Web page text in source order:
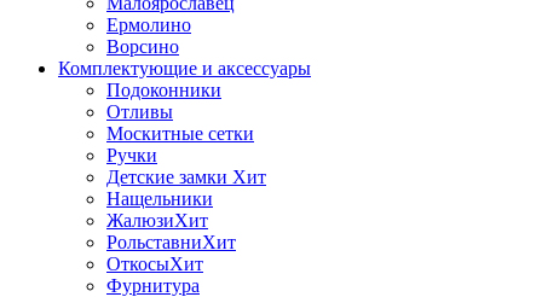
Ермолино
Ворсино
Комплектующие и аксессуары
Подоконники
Отливы
Москитные сетки
Ручки
Детские замки Хит
Нащельники
ЖалюзиХит
РольставниХит
ОткосыХит
Фурнитура